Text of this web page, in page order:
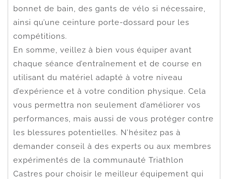
bonnet de bain, des gants de vélo si nécessaire,
ainsi qu’une ceinture porte-dossard pour les
compétitions.
En somme, veillez à bien vous équiper avant
chaque séance d’entraînement et de course en
utilisant du matériel adapté à votre niveau
d’expérience et à votre condition physique. Cela
vous permettra non seulement d’améliorer vos
performances, mais aussi de vous protéger contre
les blessures potentielles. N’hésitez pas à
demander conseil à des experts ou aux membres
expérimentés de la communauté Triathlon
Castres pour choisir le meilleur équipement qui